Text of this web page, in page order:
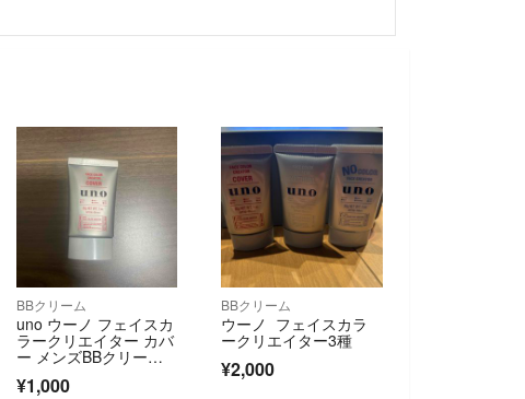
BBクリーム
uno ウーノ フェイスカ
ラークリエイター カバ
ー メンズBBクリーム S
¥1,000
BBクリーム
ウーノ フェイスカラ
ークリエイター3種
¥2,000